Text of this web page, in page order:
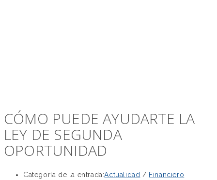
CÓMO PUEDE AYUDARTE LA
LEY DE SEGUNDA
OPORTUNIDAD
Categoría de la entrada:Actualidad / Financiero